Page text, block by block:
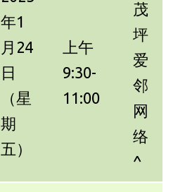
年1
月24
日
（星
期
五）
上午
9:30-
11:00
茂
坪
爱
邻
网
络
^